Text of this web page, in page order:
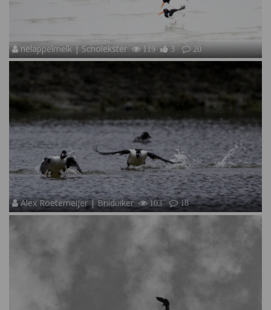
nelappelmelk | Scholekster 119 3 20
Alex Roetemeijer | Brilduiker 103 18